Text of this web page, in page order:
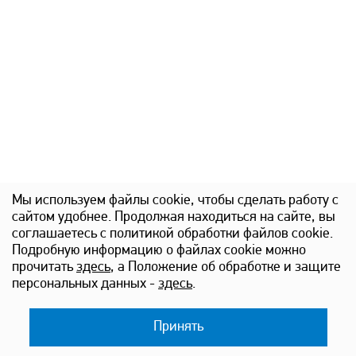
Новые автомобили
Сервис
Мы используем файлы cookie, чтобы сделать работу с
сайтом удобнее. Продолжая находиться на сайте, вы
соглашаетесь с политикой обработки файлов cookie.
Подробную информацию о файлах cookie можно
прочитатьздесь, а Положение об обработке и защите
персональных данных - здесь.
Принять